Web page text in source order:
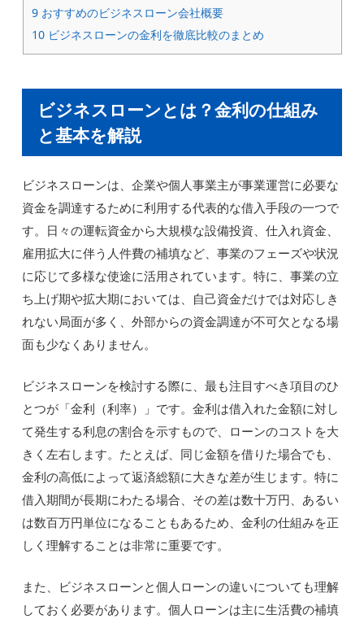
9おすすめのビジネスローン会社概要
10ビジネスローンの金利を徹底比較のまとめ
ビジネスローンとは？金利の仕組み
と基本を解説
ビジネスローンは、企業や個人事業主が事業運営に必要な
資金を調達するために利用する代表的な借入手段の一つで
す。日々の運転資金から大規模な設備投資、仕入れ資金、
雇用拡大に伴う人件費の補填など、事業のフェーズや状況
に応じて多様な使途に活用されています。特に、事業の立
ち上げ期や拡大期においては、自己資金だけでは対応しき
れない局面が多く、外部からの資金調達が不可欠となる場
面も少なくありません。
ビジネスローンを検討する際に、最も注目すべき項目のひ
とつが「金利（利率）」です。金利は借入れた金額に対し
て発生する利息の割合を示すもので、ローンのコストを大
きく左右します。たとえば、同じ金額を借りた場合でも、
金利の高低によって返済総額に大きな差が生じます。特に
借入期間が長期にわたる場合、その差は数十万円、あるい
は数百万円単位になることもあるため、金利の仕組みを正
しく理解することは非常に重要です。
また、ビジネスローンと個人ローンの違いについても理解
しておく必要があります。個人ローンは主に生活費の補填